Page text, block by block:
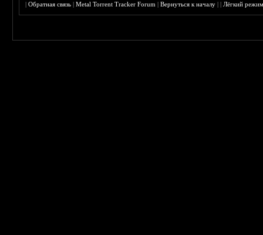
|Обратная связь |Metal Torrent Tracker Forum |Вернуться к началу ||Лёгкий